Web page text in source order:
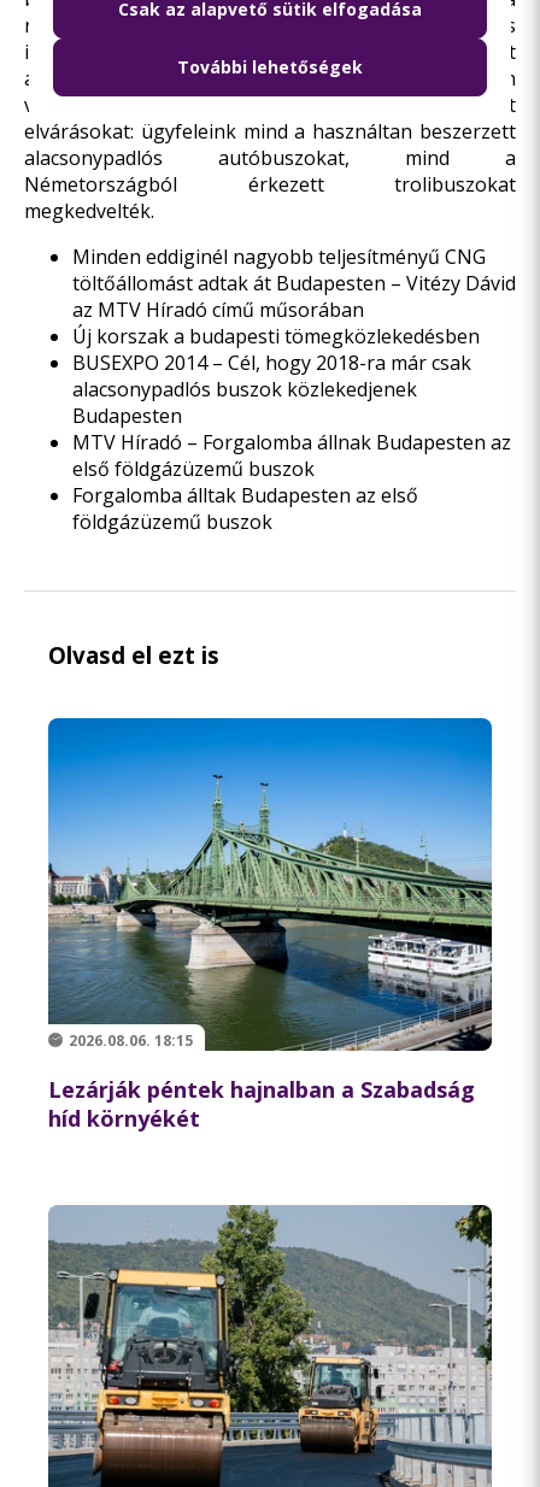
nagyszámú elöregedett járműre –, és a jövőben is
indít tendereket jó állapotú, alacsonypadlós, használt
autóbuszok beszerzésére, hiszen az elmúlt 2 évben
vásárolt járművek betöltötték a hozzájuk fűzött
elvárásokat: ügyfeleink mind a használtan beszerzett
alacsonypadlós autóbuszokat, mind a
Németországból érkezett trolibuszokat
megkedvelték.
Minden eddiginél nagyobb teljesítményű CNG
töltőállomást adtak át Budapesten – Vitézy Dávid
az MTV Híradó című műsorában
Új korszak a budapesti tömegközlekedésben
BUSEXPO 2014 – Cél, hogy 2018-ra már csak
alacsonypadlós buszok közlekedjenek
Budapesten
MTV Híradó – Forgalomba állnak Budapesten az
első földgázüzemű buszok
Forgalomba álltak Budapesten az első
földgázüzemű buszok
Olvasd el ezt is
2026.08.06. 18:15
Lezárják péntek hajnalban a Szabadság
híd környékét
Csak az alapvető sütik elfogadása
További lehetőségek